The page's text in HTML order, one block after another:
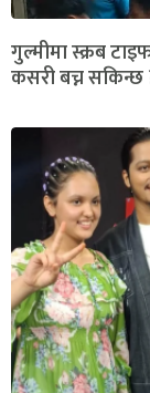
गुल्मीमा स्क्रब
कसरी बच्न सकिन्छ